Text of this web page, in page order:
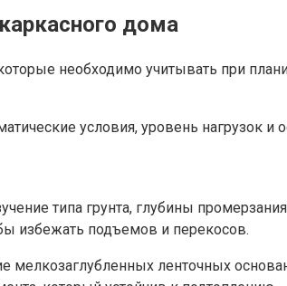
дома
необходимо учитывать при
условия, уровень нагрузок и
типа грунта, глубины
избежать подъемов и перекосов.
ленточных